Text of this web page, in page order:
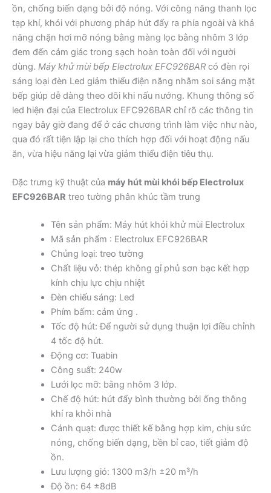
ồn, chống biến dạng bởi độ nóng. Với công năng thanh lọc
tạp khí, khói với phương pháp hút đẩy ra phía ngoài và khả
năng chặn hơi mỡ nóng bằng màng lọc bằng nhôm 3 lớp
đem đến cảm giác trong sạch hoàn toàn đối với người
dùng. Máy khử mùi bếp Electrolux EFC926BAR có đèn rọi
sáng loại đèn Led giảm thiểu điện năng nhằm soi sáng mặt
bếp giúp dễ dàng theo dõi khi nấu nướng. Khung thông số
led hiện đại của Electrolux EFC926BAR chỉ rõ các thông tin
ngay bây giờ đang để ở các chương trình làm việc như nào,
qua đó rất tiện lập lại cho thích hợp đối với hoạt động nấu
ăn, vừa hiệu năng lại vừa giảm thiểu điện tiêu thụ.
Đặc trưng kỹ thuật của máy hút mùi khói bếp Electrolux
EFC926BAR treo tường phân khúc tầm trung
Tên sản phẩm: Máy hút khói khử mùi Electrolux
Mã sản phẩm : Electrolux EFC926BAR
Chủng loại: treo tường
Chất liệu vỏ: thép không gỉ phủ sơn bạc kết hợp
kính chịu lực chịu nhiệt
Đèn chiếu sáng: Led
Phím bấm: cảm ứng .
Tốc độ hút: Để người sử dụng thuận lợi điều chỉnh
4 tốc độ hút.
Động cơ: Tuabin
Công suất: 240w
Lưới lọc mỡ: bằng nhôm 3 lớp.
Chế độ hút: hút đẩy bình thường bởi ống thông
khí ra khỏi nhà
Cánh quạt: được thiết kế bằng hợp kim, chịu sức
nóng, chống biến dạng, bền bỉ cao, tiết giảm độ
ồn.
Lưu lượng gió: 1300 m3/h ±20 m³/h
Độ ồn: 64 ±8dB